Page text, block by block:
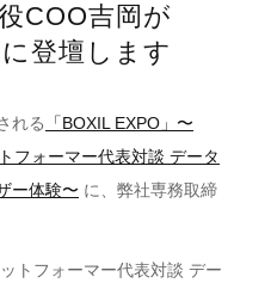
COO吉岡が
登壇します
れる
「BOXIL EXPO」〜
フォーマー代表対談 データ
ー体験〜 に、弊社専務取締